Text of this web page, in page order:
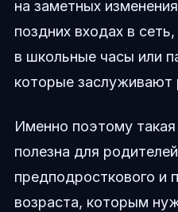
на заметных
поздних входах в
в школьные часы или
которые заслуживают
Именно поэтому
полезна для
предподросткового и
возраста, которым